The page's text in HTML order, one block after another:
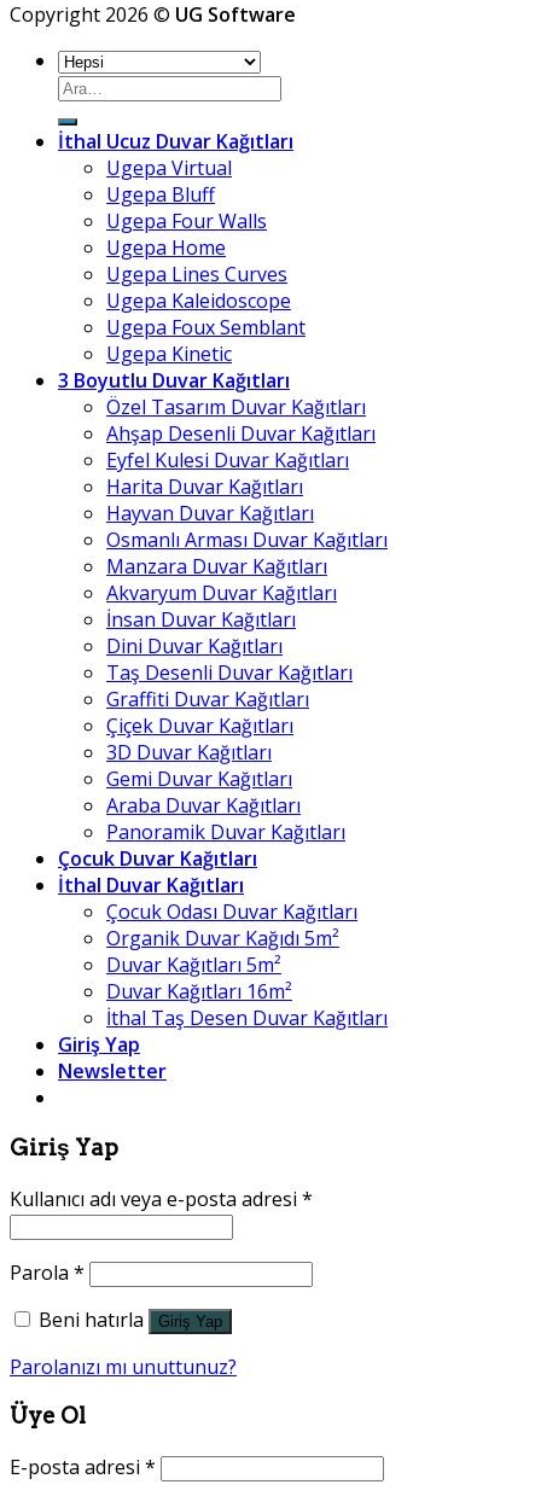
Copyright 2026 © UG Software
Ara:
İthal Ucuz Duvar Kağıtları
Ugepa Virtual
Ugepa Bluff
Ugepa Four Walls
Ugepa Home
Ugepa Lines Curves
Ugepa Kaleidoscope
Ugepa Foux Semblant
Ugepa Kinetic
3 Boyutlu Duvar Kağıtları
Özel Tasarım Duvar Kağıtları
Ahşap Desenli Duvar Kağıtları
Eyfel Kulesi Duvar Kağıtları
Harita Duvar Kağıtları
Hayvan Duvar Kağıtları
Osmanlı Arması Duvar Kağıtları
Manzara Duvar Kağıtları
Akvaryum Duvar Kağıtları
İnsan Duvar Kağıtları
Dini Duvar Kağıtları
Taş Desenli Duvar Kağıtları
Graffiti Duvar Kağıtları
Çiçek Duvar Kağıtları
3D Duvar Kağıtları
Gemi Duvar Kağıtları
Araba Duvar Kağıtları
Panoramik Duvar Kağıtları
Çocuk Duvar Kağıtları
İthal Duvar Kağıtları
Çocuk Odası Duvar Kağıtları
Organik Duvar Kağıdı 5m²
Duvar Kağıtları 5m²
Duvar Kağıtları 16m²
İthal Taş Desen Duvar Kağıtları
Giriş Yap
Newsletter
Giriş Yap
Kullanıcı adı veya e-posta adresi *
Parola *
Beni hatırla
Giriş Yap
Parolanızı mı unuttunuz?
Üye Ol
E-posta adresi *